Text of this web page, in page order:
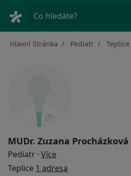
Co hledáte?
Hlavní Stránka Pediatr Teplice
MUDr. Zuzana Procházková
Pediatr · Více
Teplice 1 adresa